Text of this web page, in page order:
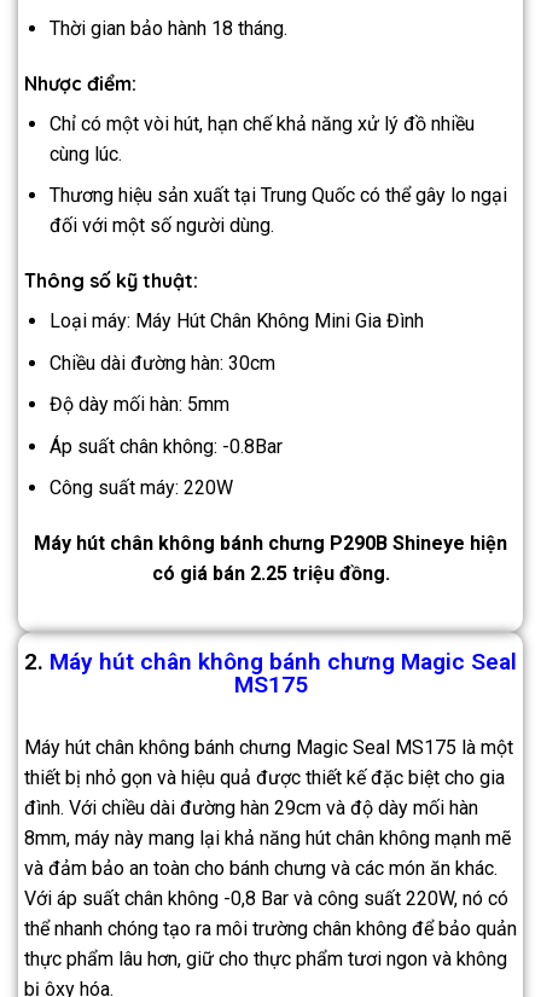
Thời gian bảo hành 18 tháng.
Nhược điểm:
Chỉ có một vòi hút, hạn chế khả năng xử lý đồ nhiều
cùng lúc.
Thương hiệu sản xuất tại Trung Quốc có thể gây lo ngại
đối với một số người dùng.
Thông số kỹ thuật:
Loại máy: Máy Hút Chân Không Mini Gia Đình
Chiều dài đường hàn: 30cm
Độ dày mối hàn: 5mm
Áp suất chân không: -0.8Bar
Công suất máy: 220W
Máy hút chân không bánh chưng P290B Shineye hiện
có giá bán 2.25 triệu đồng.
2. Máy hút chân không bánh chưng Magic Seal
MS175
Máy hút chân không bánh chưng Magic Seal MS175 là một
thiết bị nhỏ gọn và hiệu quả được thiết kế đặc biệt cho gia
đình. Với chiều dài đường hàn 29cm và độ dày mối hàn
8mm, máy này mang lại khả năng hút chân không mạnh mẽ
và đảm bảo an toàn cho bánh chưng và các món ăn khác.
Với áp suất chân không -0,8 Bar và công suất 220W, nó có
thể nhanh chóng tạo ra môi trường chân không để bảo quản
thực phẩm lâu hơn, giữ cho thực phẩm tươi ngon và không
bị ôxy hóa.